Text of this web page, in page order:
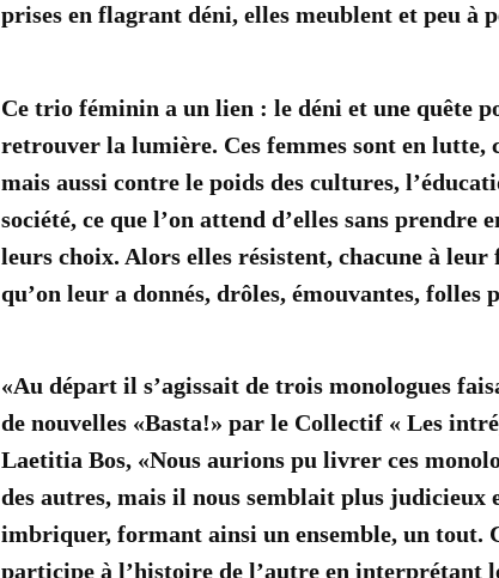
prises en flagrant déni, elles meublent et peu à
Ce trio féminin a un lien : le déni et une quête
retrouver la lumière. Ces femmes sont en lutte,
mais aussi contre le poids des cultures,
société, ce que l’on attend d’elles sans prendre
leurs choix. Alors elles résistent, chacune à leur
qu’on leur a donnés, drôles, émouvantes, folles
«Au départ il s’agissait de trois monologues
de nouvelles «Basta!» par le Collectif « Les
Laetitia Bos, «Nous aurions pu livrer ces
des autres, mais il nous semblait plus judicieux
imbriquer, formant ainsi un ensemble, un tout.
participe à l’histoire de l’autre en interprétant